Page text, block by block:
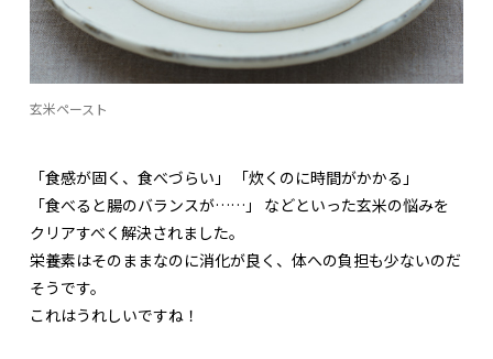
玄米ペースト
「食感が固く、食べづらい」 「炊くのに時間がかかる」
「食べると腸のバランスが……」 などといった玄米の悩みを
クリアすべく解決されました。
栄養素はそのままなのに消化が良く、体への負担も少ないのだ
そうです。
これはうれしいですね！